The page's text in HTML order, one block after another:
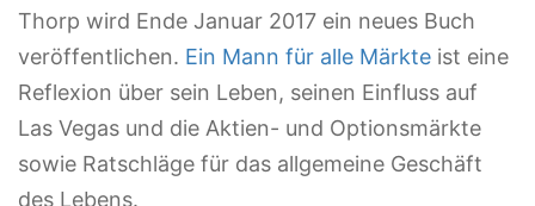
Thorp wird Ende Januar 2017 ein neues Buch
veröffentlichen. Ein Mann für alle Märkte ist eine
Reflexion über sein Leben, seinen Einfluss auf
Las Vegas und die Aktien- und Optionsmärkte
sowie Ratschläge für das allgemeine Geschäft
des Lebens.